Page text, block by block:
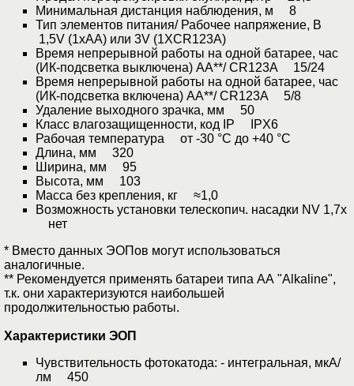
Минимальная дистанция наблюдения, м 8
Тип элементов питания/ Рабочее напряжение, В
1,5V (1хАА) или 3V (1XCR123A)
Время непрерывной работы на одной батарее, час
(ИК-подсветка выключена) АА**/ CR123A 15/24
Время непрерывной работы на одной батарее, час
(ИК-подсветка включена) АА**/ CR123A 5/8
Удаление выходного зрачка, мм 50
Класс влагозащищенности, код IP IPX6
Рабочая температура от -30 °С до +40 °С
Длина, мм 320
Ширина, мм 95
Высота, мм 103
Масса без крепления, кг ≈1,0
Возможность установки телескопич. насадки NV 1,7х
нет
* Вместо данных ЭОПов могут использоваться
аналогичные.
** Рекомендуется применять батареи типа АА "Alkaline",
т.к. они характеризуются наибольшей
продолжительностью работы.
Характеристики ЭОП
Чувствительность фотокатода: - интегральная, мкА/
лм 450